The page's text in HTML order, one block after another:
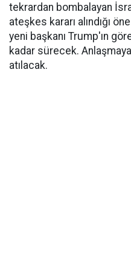
tekrardan bombalayan
ateşkes kararı alındığı
yeni başkanı Trump'ın
kadar sürecek.
atılacak.